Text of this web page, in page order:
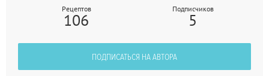
Рецептов
106
Подписчиков
5
ПОДПИСАТЬСЯ НА АВТОРА